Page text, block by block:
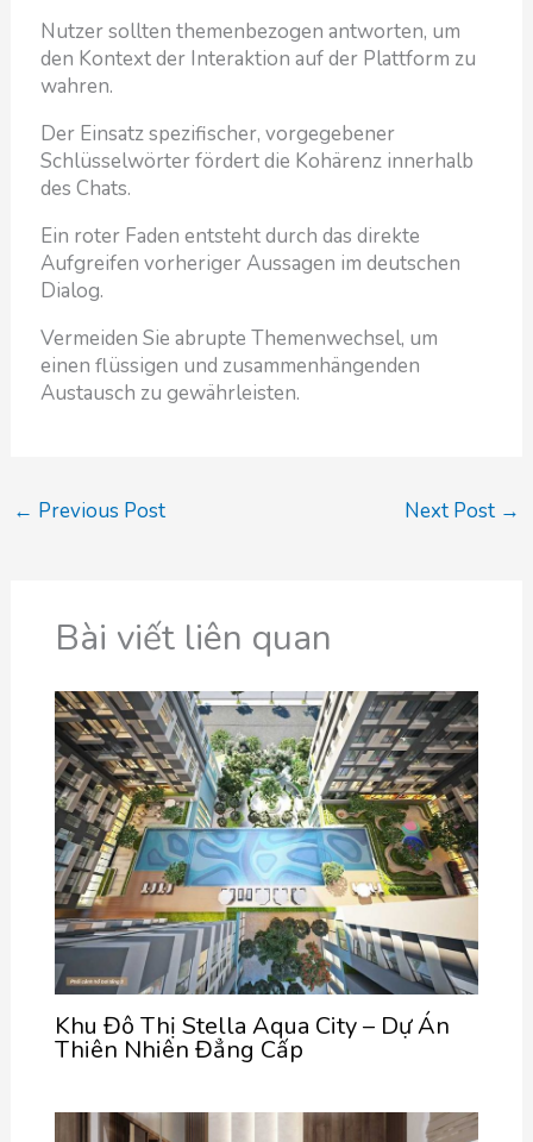
Nutzer sollten themenbezogen antworten, um
den Kontext der Interaktion auf der Plattform zu
wahren.
Der Einsatz spezifischer, vorgegebener
Schlüsselwörter fördert die Kohärenz innerhalb
des Chats.
Ein roter Faden entsteht durch das direkte
Aufgreifen vorheriger Aussagen im deutschen
Dialog.
Vermeiden Sie abrupte Themenwechsel, um
einen flüssigen und zusammenhängenden
Austausch zu gewährleisten.
← Previous Post Next Post →
Bài viết liên quan
Khu Đô Thị Stella Aqua City – Dự Án
Thiên Nhiên Đẳng Cấp